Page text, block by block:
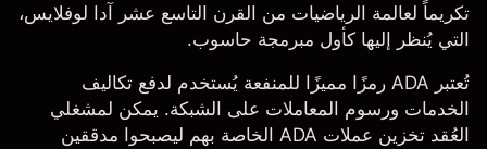
تكريماً لعالمة الرياضيات من القرن التاسع عشر آدا لوفلايس،
التي يُنظر إليها كأول مبرمجة حاسوب.
تُعتبر ADA رمزًا مميزًا للمنفعة يُستخدم لدفع تكاليف
الخدمات ورسوم المعاملات على الشبكة. يمكن لمشغلي
العُقد تخزين عملات ADA الخاصة بهم ليصبحوا مدققين